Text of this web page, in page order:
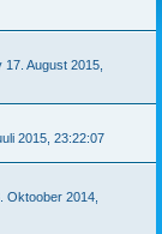
17. August 2015,
2015, 23:22:07
Oktoober 2014,